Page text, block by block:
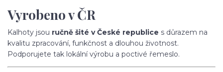
Vyrobeno v ČR
Kalhoty jsou ručně šité v České republice s důrazem na
kvalitu zpracování, funkčnost a dlouhou životnost.
Podporujete tak lokální výrobu a poctivé řemeslo.